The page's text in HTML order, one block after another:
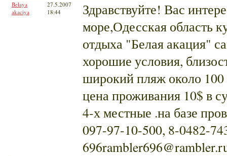
Belaya
akaciya
27.5.2007
18:44
Здравствуйте! Вас
море,Одесская область
отдыха "Белая акация"
хорошие условия,
широкий пляж около 100
цена проживания 10$ в
4-х местные .на базе
097-97-10-500, 8-0482-